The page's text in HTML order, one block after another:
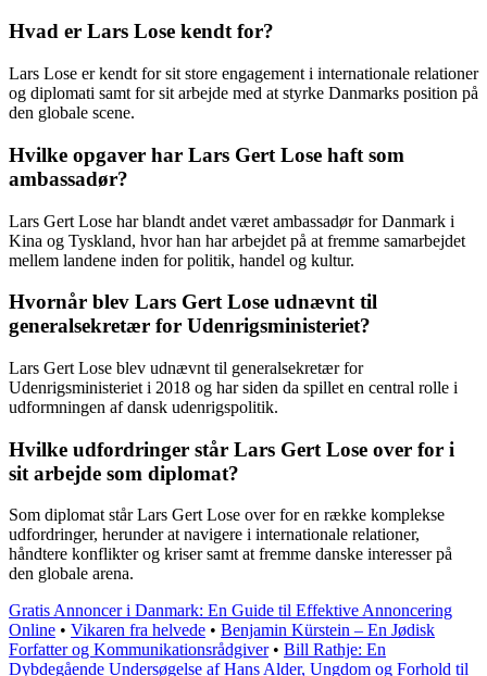
Hvad er Lars Lose kendt for?
Lars Lose er kendt for sit store engagement i internationale relationer
og diplomati samt for sit arbejde med at styrke Danmarks position på
den globale scene.
Hvilke opgaver har Lars Gert Lose haft som
ambassadør?
Lars Gert Lose har blandt andet været ambassadør for Danmark i
Kina og Tyskland, hvor han har arbejdet på at fremme samarbejdet
mellem landene inden for politik, handel og kultur.
Hvornår blev Lars Gert Lose udnævnt til
generalsekretær for Udenrigsministeriet?
Lars Gert Lose blev udnævnt til generalsekretær for
Udenrigsministeriet i 2018 og har siden da spillet en central rolle i
udformningen af dansk udenrigspolitik.
Hvilke udfordringer står Lars Gert Lose over for i
sit arbejde som diplomat?
Som diplomat står Lars Gert Lose over for en række komplekse
udfordringer, herunder at navigere i internationale relationer,
håndtere konflikter og kriser samt at fremme danske interesser på
den globale arena.
Gratis Annoncer i Danmark: En Guide til Effektive Annoncering
Online • Vikaren fra helvede • Benjamin Kürstein – En Jødisk
Forfatter og Kommunikationsrådgiver• Bill Rathje: En
Dybdegående Undersøgelse af Hans Alder, Ungdom og Forhold til